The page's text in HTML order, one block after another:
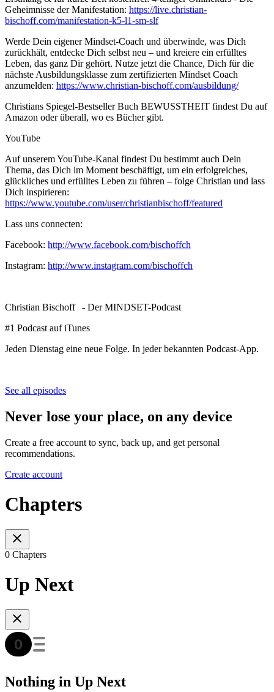
Geheimnisse der Manifestation: https://live.christian-
bischoff.com/manifestation-k5-l1-sm-slf
Werde Dein eigener Mindset-Coach und überwinde, was Dich
zurückhält, entdecke Dich selbst neu – und kreiere ein erfülltes
Leben, das ganz Dir gehört. Nutze jetzt die Chance, Dich für die
nächste Ausbildungsklasse zum zertifizierten Mindset Coach
anzumelden: https://www.christian-bischoff.com/ausbildung/
Christians Spiegel-Bestseller Buch BEWUSSTHEIT findest Du auf
Amazon oder überall, wo es Bücher gibt.
YouTube
Auf unserem YouTube-Kanal findest Du bestimmt auch Dein
Thema, das Dich im Moment beschäftigt, um ein erfolgreiches,
glückliches und erfülltes Leben zu führen – folge Christian und lass
Dich inspirieren:
https://www.youtube.com/user/christianbischoff/featured
Lass uns connecten:
Facebook: http://www.facebook.com/bischoffch
Instagram: http://www.instagram.com/bischoffch
Christian Bischoff - Der MINDSET-Podcast
#1 Podcast auf iTunes
Jeden Dienstag eine neue Folge. In jeder bekannten Podcast-App.
See all episodes
Never lose your place, on any device
Create a free account to sync, back up, and get personal
recommendations.
Create account
Chapters
0 Chapters
Up Next
Nothing in Up Next